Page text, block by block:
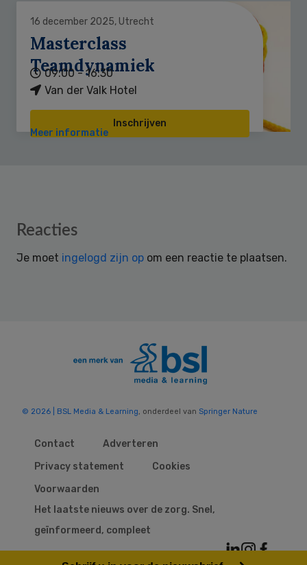
16 december 2025, Utrecht
Masterclass
Teamdynamiek
09:00 - 16:30
Van der Valk Hotel
Inschrijven
Meer informatie
Reader
Reacties
Je moet ingelogd zijn op om een reactie te plaatsen.
© 2026 | BSL Media & Learning, onderdeel van Springer Nature
Contact
Adverteren
Privacy statement
Cookies
Voorwaarden
Het laatste nieuws over de zorg. Snel,
geïnformeerd, compleet